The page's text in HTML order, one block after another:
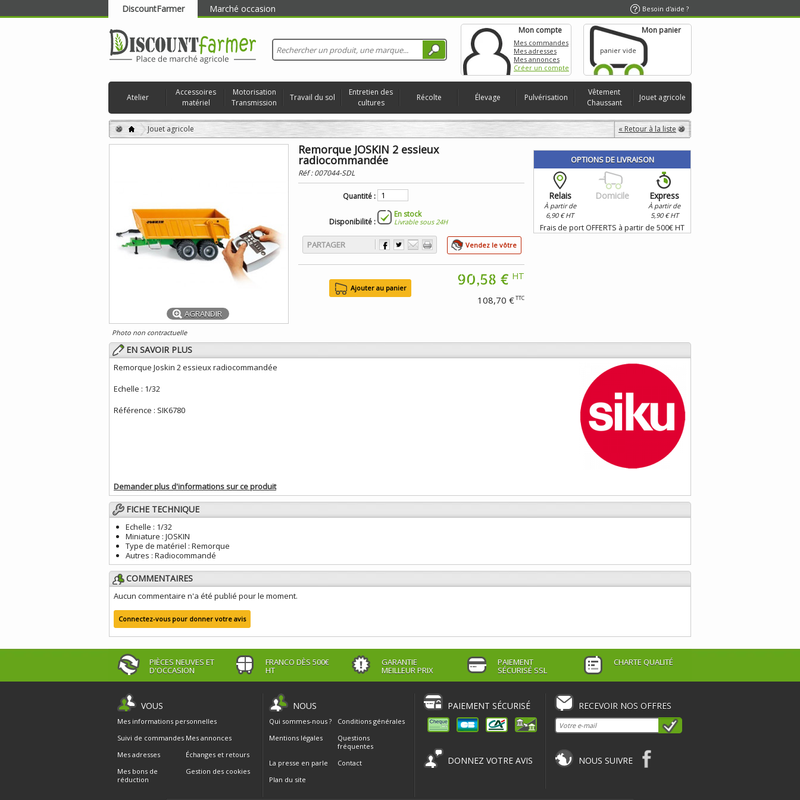
DiscountFarmer Marché occasion Besoin d'aide ?
RECHERCHER
Mon compte
Mes commandes
Mes adresses
Mes annonces
Créer un compte
Mon panier
panier vide
Atelier
Accessoires
matériel
Motorisation
Transmission
Travail du sol
Entretien des
cultures
Récolte Élevage Pulvérisation
Vêtement
Chaussant
Jouet agricole
« Retour à la liste
Jouet agricole
AGRANDIR
Photo non contractuelle
Remorque JOSKIN 2 essieux
radiocommandée
Réf :007044-SDL
Quantité :
Disponibilité :
En stock
Livrable sous 24H
PARTAGER Vendez le vôtre
90,58 € HT
108,70 €TTC
OPTIONS DE LIVRAISON
Relais
À partir de
6,90 € HT
Domicile Express
À partir de
5,90 € HT
Frais de port OFFERTS à partir de 500€ HT
EN SAVOIR PLUS
Remorque Joskin 2 essieux radiocommandée
Echelle : 1/32
Référence : SIK6780
Demander plus d'informations sur ce produit
FICHE TECHNIQUE
Echelle : 1/32
Miniature : JOSKIN
Type de matériel : Remorque
Autres : Radiocommandé
COMMENTAIRES
Aucun commentaire n'a été publié pour le moment.
Connectez-vous pour donner votre avis
PIÈCES NEUVES ET
D'OCCASION
FRANCO DÈS 500€
HT
GARANTIE
MEILLEUR PRIX
PAIEMENT
SÉCURISÉ SSL
CHARTE QUALITÉ
VOUS
Mes informations personnelles
Suivi de commandes Mes annonces
Mes adresses
Échanges et retours
Mes bons de
réduction
Gestion des cookies
NOUS
Qui sommes-nous ?
Conditions générales
Mentions légales
Questions
fréquentes
La presse en parle
Contact
Plan du site
PAIEMENT SÉCURISÉ RECEVOIR NOS OFFRES
DONNEZ VOTRE AVIS NOUS SUIVRE